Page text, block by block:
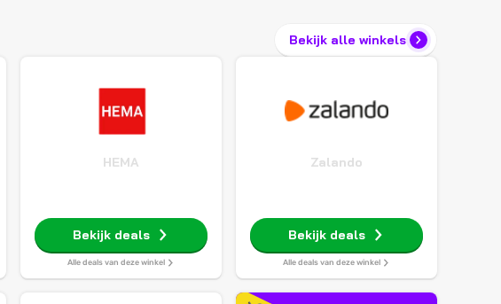
Bekijk alle winkels
HEMA
Bekijk deals
Alle deals van deze winkel
Zalando
Bekijk deals
Alle deals van deze winkel